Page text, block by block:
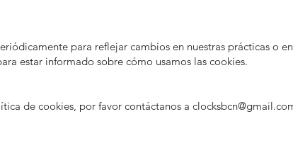
para reflejar cambios en nuestras prácticas o
estar informado sobre cómo usamos las cookies.
de cookies, por favor contáctanos a